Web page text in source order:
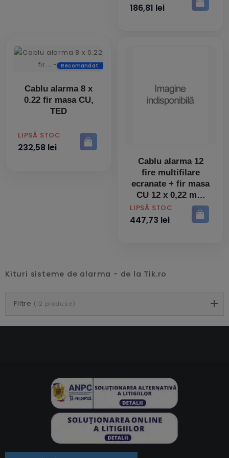
Filtre (12 produse)
186,81 lei
Recomandat
Cablu alarma 8 x
0.22 fir masa CU,
TED
PRET
LIPSĂ STOC
232,58 lei
Cablu alarma 12
fire multifilare
ecranate + fir masa
CU 12 x 0,22 mm
rola 100ml CEAM /
CVSMq5 BBB
PRET
LIPSĂ STOC
447,73 lei
Kituri sisteme de alarma - de la Tik.ro